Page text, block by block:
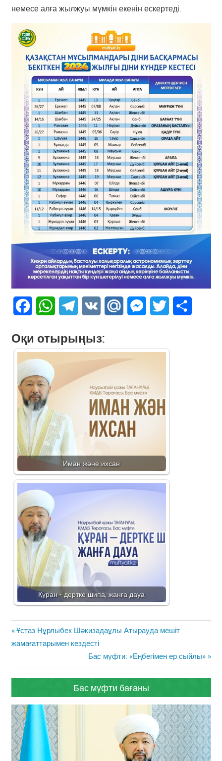
немесе алға жылжуы мүмкін екенін ескертеді.
FacebookWhatsAppTelegram
VK Mail.Ru Messenger
Twitter
Оқи отырыңыз:
Иман және ихсан
Құран - дертке шипа, жанға дауа
Жазба
навигациясы
Previous
Post:
Ұстаз Нұрлыбек Шәкизадаұлы Атырауда мешіт
жамағаттарымен кездесті
Next
Post:
Бас мүфти: «Еңбегімен ер сыйлы»
Бас мүфти бағаны